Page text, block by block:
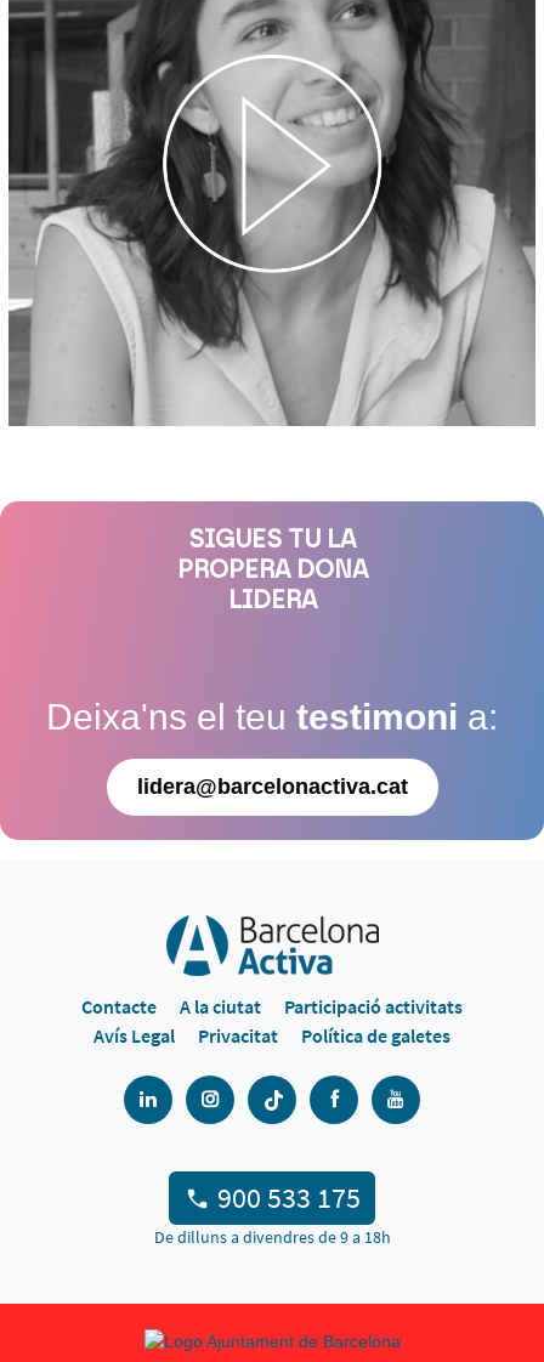
SIGUES TU LA
PROPERA DONA
LIDERA
Deixa'ns el teu testimoni a:
lidera@barcelonactiva.cat
Contacte A la ciutat
Participació activitats
Avís Legal
Privacitat Política de galetes
900 533 175
De dilluns a divendres de 9 a 18h